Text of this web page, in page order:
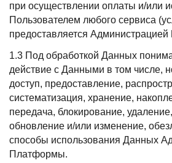
при осуществлении оплаты и/или
Пользователем любого сервиса
предоставляется
1.3 Под обработкой Данных
действие с Данными в том числе,
доступ, предоставление,
систематизация, хранение,
передача, блокирование,
обновление и/или изменение,
способы использования Данных
Платформы.